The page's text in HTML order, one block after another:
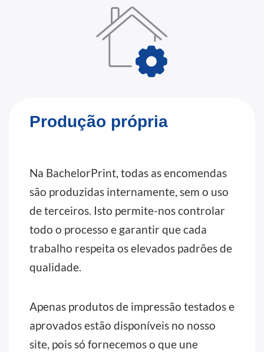
Produção própria
Na BachelorPrint, todas as encomendas
são produzidas internamente, sem o uso
de terceiros. Isto permite-nos controlar
todo o processo e garantir que cada
trabalho respeita os elevados padrões de
qualidade.
Apenas produtos de impressão testados e
aprovados estão disponíveis no nosso
site, pois só fornecemos o que une